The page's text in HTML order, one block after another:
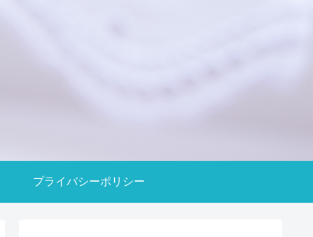
プライバシーポリシー